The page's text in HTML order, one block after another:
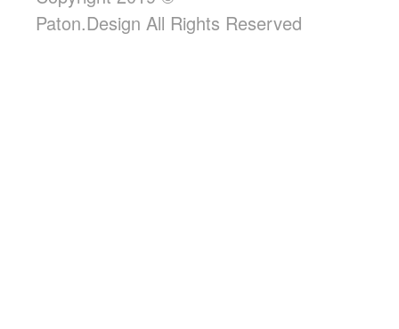
Paton.Design All Rights Reserved